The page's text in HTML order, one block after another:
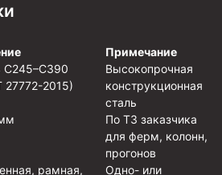
Примечание
С245–С390
27772-2015)
Высокопрочная
конструкционная
сталь
По ТЗ заказчика
для ферм, колонн,
прогонов
рамная, Одно- или